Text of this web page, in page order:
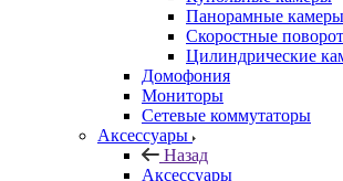
Панорамные камеры
Скоростные
Цилиндрические
Домофония
Мониторы
Сетевые коммутаторы
Аксессуары
Назад
Аксессуары